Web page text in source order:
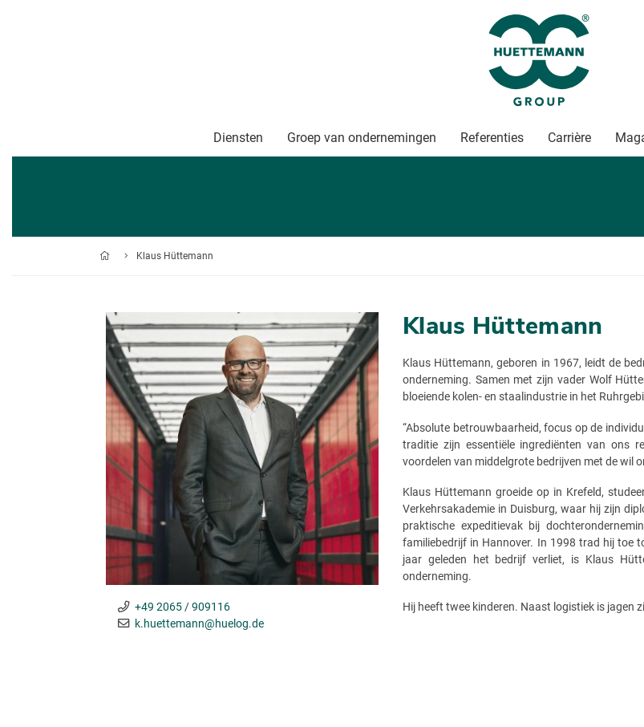
Klaus Hüt­te­mann
+49 2065 / 909116
k.huettemann@huelog.de
Klaus Hüt­te­mann
Klaus Hüttemann, geboren in 1967, leidt de
onderneming. Samen met zijn vader Wolf
bloeiende kolen- en staalindustrie in het
“Absolute betrouwbaarheid, focus op de
traditie zijn essentiële ingrediënten van ons
voordelen van middelgrote bedrijven met de wil
Klaus Hüttemann groeide op in Krefeld,
Verkehrsakademie in Duisburg, waar hij zijn
praktische expeditievak bij
familiebedrijf in Hannover. In 1998 trad hij toe
jaar geleden het bedrijf verliet, is Klaus
onderneming.
Hij heeft twee kinderen. Naast logistiek is jagen
Diensten Groep van ondernemingen Referenties Carrière